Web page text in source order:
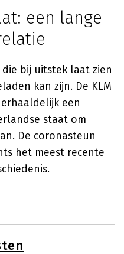
een lange
bij uitstek laat zien
kan zijn. De KLM
een
staat om
De coronasteun
het meest recente